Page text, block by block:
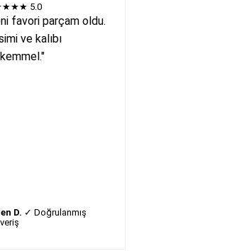
5.0
favori parçam oldu.
ve kalıbı
D. ✓ Doğrulanmış